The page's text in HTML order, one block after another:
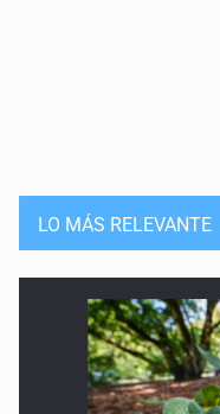
13 de Abril de 2026
Las binarias de Struve
El cielo de Atenguillo
17 de Marzo de 2026
LO MÁS RELEVANTE